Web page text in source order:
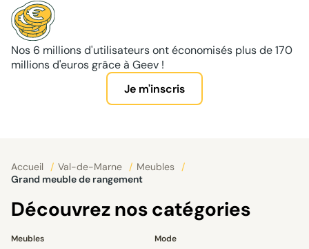
Nos 6 millions d'utilisateurs ont économisés plus de 170
millions d'euros grâce à Geev !
Je m'inscris
Accueil / Val-de-Marne / Meubles
/
Grand meuble de rangement
Découvrez nos catégories
Meubles
Mode